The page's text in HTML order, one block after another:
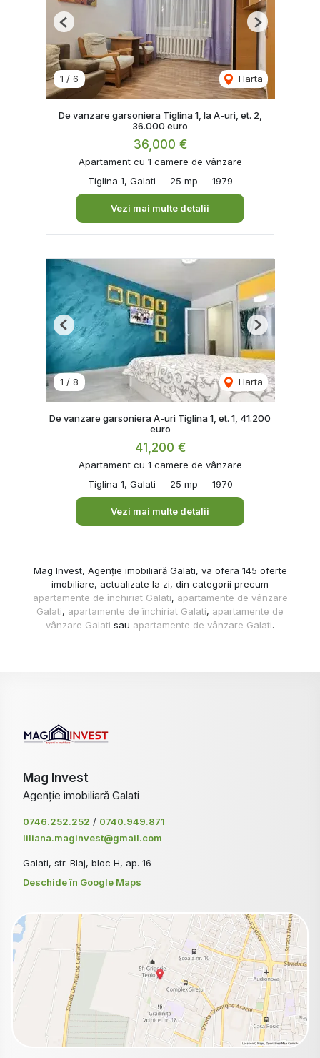
1 / 6 Harta
Previous Next
De vanzare garsoniera Tiglina 1, la A-uri, et. 2,
36.000 euro
36,000 €
Apartament cu 1 camere de vânzare
Tiglina 1, Galati
25 mp 1979
Vezi mai multe detalii
1 / 8 Harta
Previous Next
De vanzare garsoniera A-uri Tiglina 1, et. 1, 41.200
euro
41,200 €
Apartament cu 1 camere de vânzare
Tiglina 1, Galati
25 mp 1970
Vezi mai multe detalii
Mag Invest, Agenție imobiliară Galati, va ofera 145 oferte
imobiliare, actualizate la zi, din categorii precum
apartamente de închiriat Galati, apartamente de vânzare
Galati, apartamente de închiriat Galati, apartamente de
vânzare Galati sau apartamente de vânzare Galati.
Mag Invest
Agenție imobiliară Galati
0746.252.252 / 0740.949.871
liliana.maginvest@gmail.com
Galati, str. Blaj, bloc H, ap. 16
Deschide în Google Maps